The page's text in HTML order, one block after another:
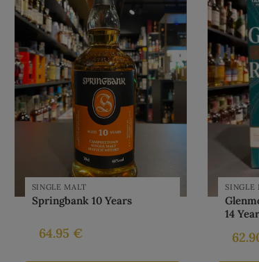
SINGLE MALT
Springbank 10 Years
64.95 €
SINGLE
14